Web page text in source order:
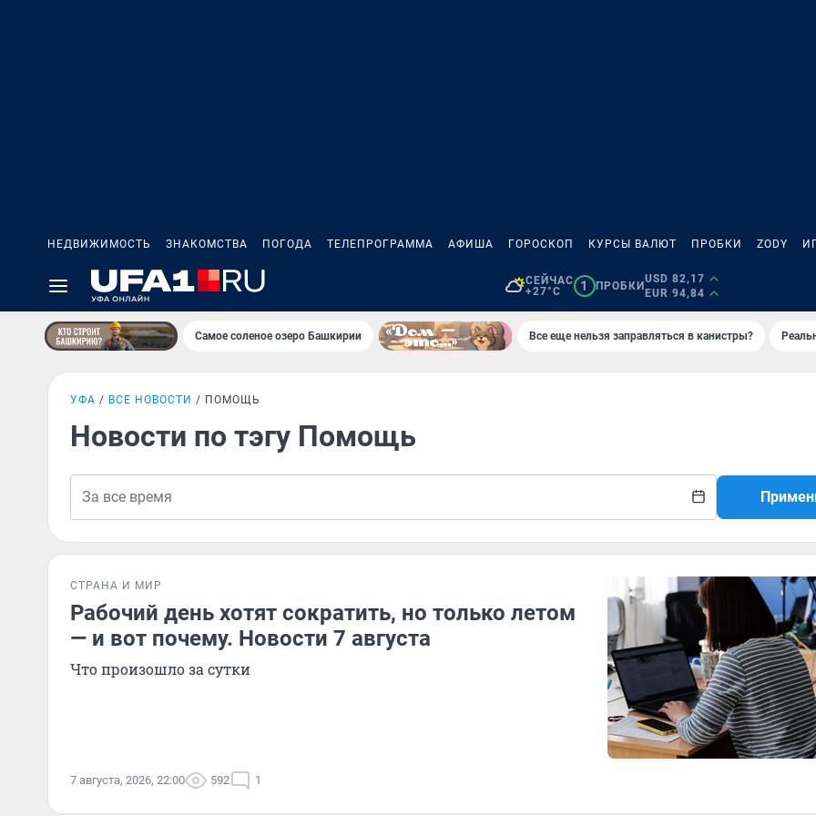
НЕДВИЖИМОСТЬ ЗНАКОМСТВА ПОГОДА ТЕЛЕПРОГРАММА АФИША ГОРОСКОП КУРСЫ ВАЛЮТ ПРОБКИ ZODY
СЕЙЧАС
+27°C
1 ПРОБКИ
USD 82,17
EUR 94,84
Самое соленое озеро Башкирии Все еще нельзя заправляться в канистры?
УФА ВСЕ НОВОСТИ ПОМОЩЬ
Новости по тэгу Помощь
СТРАНА И МИР
Рабочий день хотят сократить, но только летом
— и вот почему. Новости 7 августа
Что произошло за сутки
7 августа, 2026, 22:00 592 1